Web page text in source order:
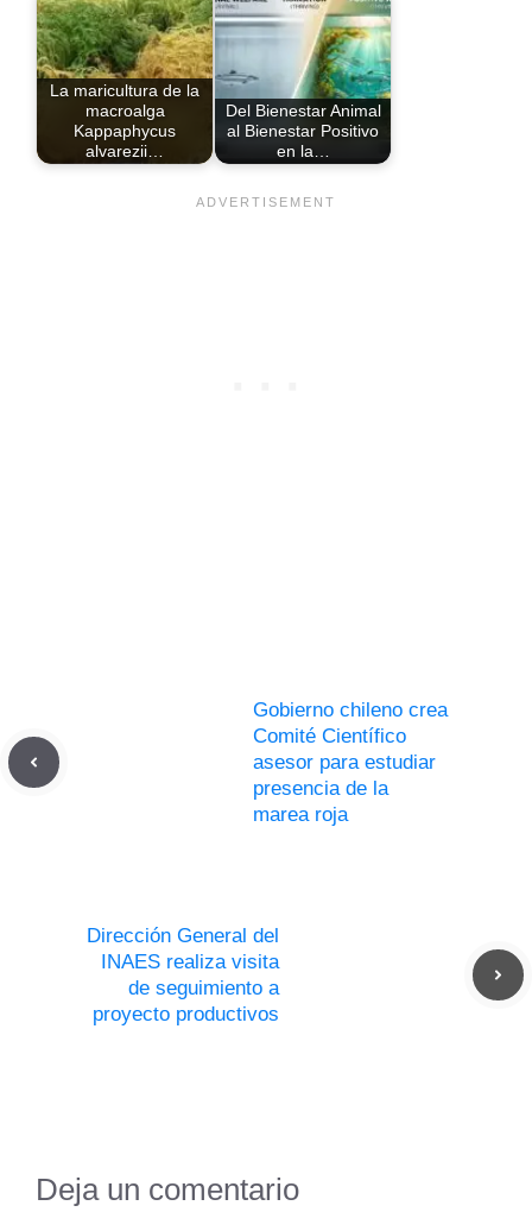
La maricultura de la
macroalga
Kappaphycus
alvarezii…
Del Bienestar Animal
al Bienestar Positivo
en la…
Gobierno chileno crea
Comité Científico
asesor para estudiar
presencia de la
marea roja
Dirección General del
INAES realiza visita
de seguimiento a
proyecto productivos
Deja un comentario